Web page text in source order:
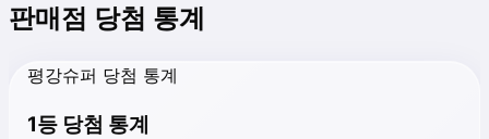
판매점 당첨 통계
평강슈퍼 당첨 통계
1등 당첨 통계